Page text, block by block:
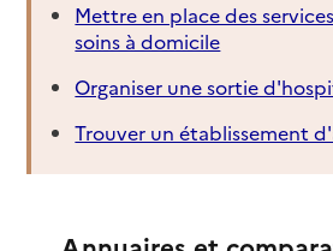
Mettre en place des
soins à domicile
Organiser une sortie
Trouver un établissement